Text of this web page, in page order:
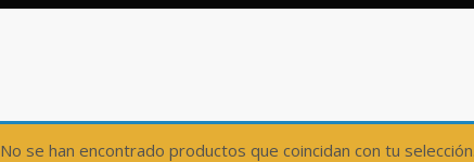
No se han encontrado productos que coincidan con tu